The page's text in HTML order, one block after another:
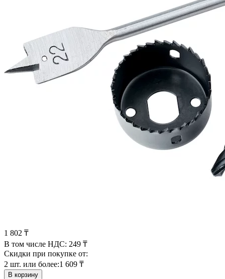
1 802 ₸
В том числе НДС: 249 ₸
Скидки при покупке от:
2 шт. или более:1 609 ₸
В корзину